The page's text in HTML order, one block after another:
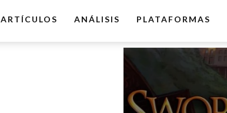
ARTÍCULOS ANÁLISIS PLATAFORMAS